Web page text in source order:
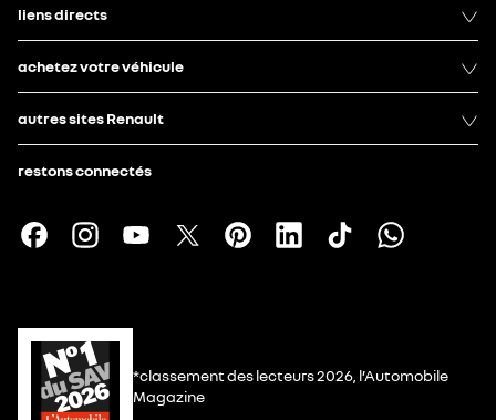
liens directs
achetez votre véhicule
autres sites Renault
restons connectés
*classement des lecteurs 2026, l’Automobile
Magazine